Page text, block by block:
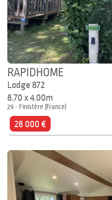
RAPIDHOME
Lodge 872
8.70 x 4.00m
29 - Finistère (France)
28 000 €